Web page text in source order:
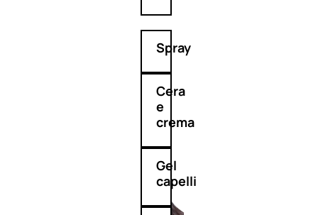
Spray
Cera
e
crema
Gel
capelli